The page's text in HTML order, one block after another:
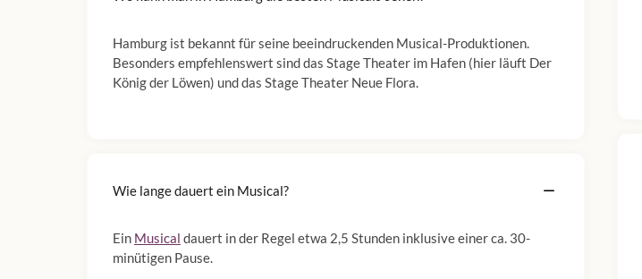
Hamburg ist bekannt für seine beeindruckenden Musical-Produktionen.
Besonders empfehlenswert sind das Stage Theater im Hafen (hier läuft Der
König der Löwen) und das Stage Theater Neue Flora.
Wie lange dauert ein Musical?
Ein Musical dauert in der Regel etwa 2,5 Stunden inklusive einer ca. 30-
minütigen Pause.